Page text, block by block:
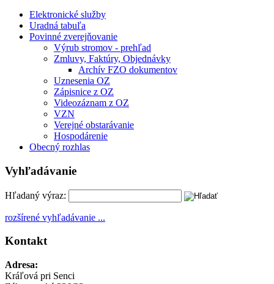
Elektronické služby
Uradná tabuľa
Povinné zverejňovanie
Výrub stromov - prehľad
Zmluvy, Faktúry, Objednávky
Archív FZO dokumentov
Uznesenia OZ
Zápisnice z OZ
Videozáznam z OZ
VZN
Verejné obstarávanie
Hospodárenie
Obecný rozhlas
Vyhľadávanie
Hľadaný výraz:
rozšírené vyhľadávanie ...
Kontakt
Adresa:
Kráľová pri Senci